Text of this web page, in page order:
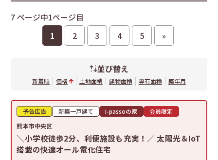
7 ページ中1ページ目
1
2 3 4 5 »
並び替え
新着順 価格 土地面積 建物面積 専有面積 築年月
予告広告 新築一戸建て i-passoの家
会員限定
熊本市中央区
＼小学校徒歩2分、利便施設も充実！／ 太陽光＆IoT
搭載の快適オール電化住宅